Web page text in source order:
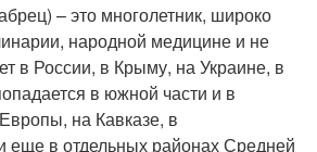
– это многолетник, широко
народной медицине и не
в России, в Крыму, на Украине, в
в южной части и в
на Кавказе, в
еще в отдельных районах Средней